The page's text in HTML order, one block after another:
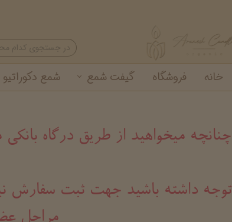
خانه فروشگاه گیفت شمع شمع دکوراتیو
چنانچه میخواهید از طریق درگاه
​​​​​​​توجه داشته باشید جهت ثبت سفارش